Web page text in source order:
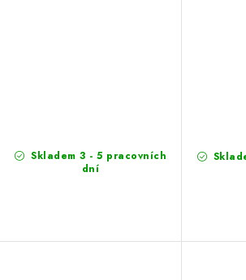
Skladem 3 - 5 pracovních
dní